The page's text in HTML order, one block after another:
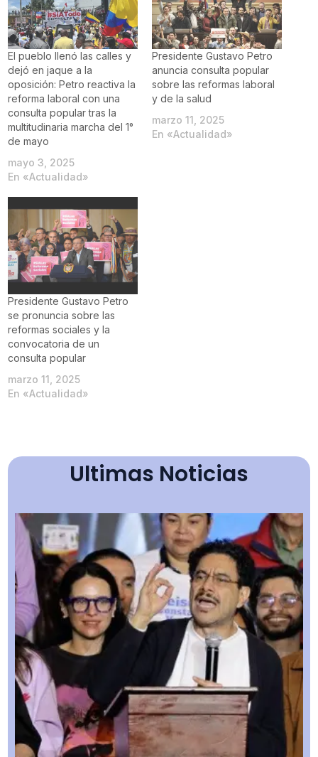
El pueblo llenó las calles y
dejó en jaque a la
oposición: Petro reactiva la
reforma laboral con una
consulta popular tras la
multitudinaria marcha del 1°
de mayo
mayo 3, 2025
En «Actualidad»
Presidente Gustavo Petro
anuncia consulta popular
sobre las reformas laboral
y de la salud
marzo 11, 2025
En «Actualidad»
Presidente Gustavo Petro
se pronuncia sobre las
reformas sociales y la
convocatoria de un
consulta popular
marzo 11, 2025
En «Actualidad»
Ultimas Noticias